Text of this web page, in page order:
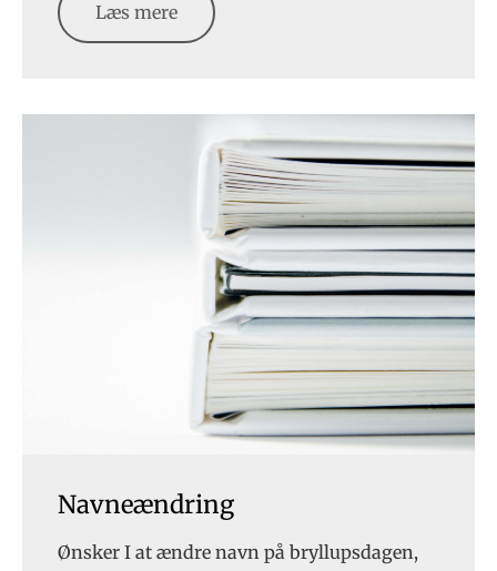
Læs mere
Navneændring
Ønsker I at ændre navn på bryllupsdagen,